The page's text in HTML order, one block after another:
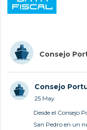
Consejo
Consejo
25 May
Desde el Consejo
San Pedro en un